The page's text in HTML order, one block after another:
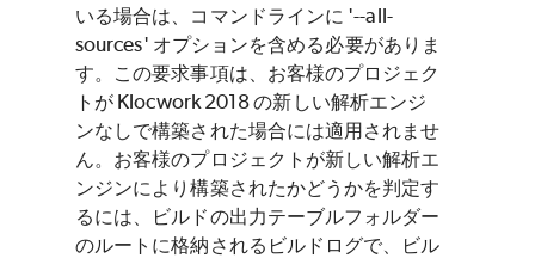
いる場合は、コマンドラインに '--all-
sources' オプションを含める必要がありま
す。この要求事項は、お客様のプロジェク
トが Klocwork 2018 の新しい解析エンジ
ンなしで構築された場合には適用されませ
ん。お客様のプロジェクトが新しい解析エ
ンジンにより構築されたかどうかを判定す
るには、ビルドの出力テーブルフォルダー
のルートに格納されるビルドログで、ビル